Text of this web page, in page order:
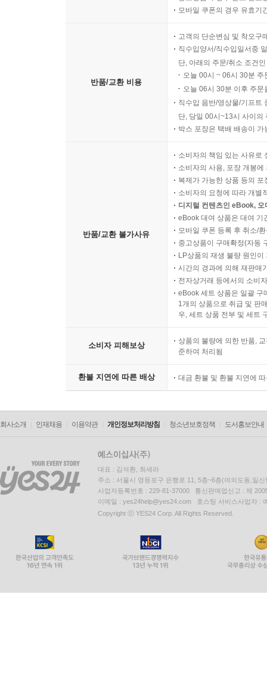
모바일 쿠폰의 경우 유효기
반품/교환 비용
고객의 단순변심 및 착오구
직수입양서/직수입일서중
단, 아래의 주문/취소 조건
오늘 00시 ~ 06시 30분
오늘 06시 30분 이후 주
직수입 음반/영상물/기프트
단, 당일 00시~13시 사이의
박스 포장은 택배 배송이
반품/교환 불가사유
소비자의 책임 있는 사유로
소비자의 사용, 포장 개봉
복제가 가능한 상품 등의
소비자의 요청에 따라 개별
디지털 컨텐츠인 eBook,
eBook 대여 상품은 대여 기
모바일 쿠폰 등록 후 취소/
중고상품이 구매확정(자동
LP상품의 재생 불량 원인
시간의 경과에 의해 재판매
전자상거래 등에서의 소비
eBook 세트 상품은 일괄 구
1개의 상품으로 취급 및 판
우, 세트 상품 전부 및 세트
소비자 피해보상
상품의 불량에 의한 반품,
준하여 처리됨
환불 지연에 따른 배상 대금 환불 및 환불 지연에
회사소개 인재채용 이용약관 개인정보처리방침 청소년보호정책 도서홍보안내
대표 : 김석환, 최세라
주소 : 서울시 영등포구 은행로 11, 5층~6층(여의도동,일신
사업자등록번호 : 229-81-37000 통신판매업신고 : 제
이메일 : yes24help@yes24.com 호스팅 서비스사업자 :
Copyright ⓒ YES24 Corp. All Rights Reserved.